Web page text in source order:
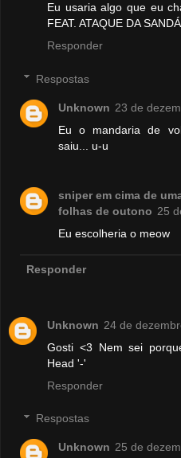
Eu usaria algo que eu
FEAT. ATAQUE DA
Responder
Respostas
Unknown 23 de
Eu o mandaria de
saiu... u-u
sniper em cima de
folhas de outono 25
Eu escolheria o meow
Responder
Unknown 24 de
Gosti <3 Nem sei
Head '-'
Responder
Respostas
Unknown 25 de